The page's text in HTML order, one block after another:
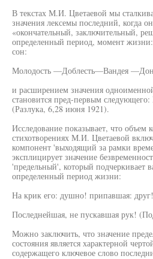
В текстах М.И. Цветаевой мы
значения лексемы последний, когда
«окончательный, заключительный,
определенный период, момент
сон:
Молодость —Доблесть—Вандея
и расширением значения
становится пред-первым
(Разлука, 6,28 июня 1921).
Исследование показывает, что
стихотворениях М.И. Цветаевой
компонент 'выходящий за рамки
эксплицирует значение
'предельный', который подчеркивает
определенный период жизни:
На крик его: душно! припавшая: друг!
Последнейшая, не пускавшая рук!
Можно заключить, что значение
состояния является характерной
содержащего ключевое слово